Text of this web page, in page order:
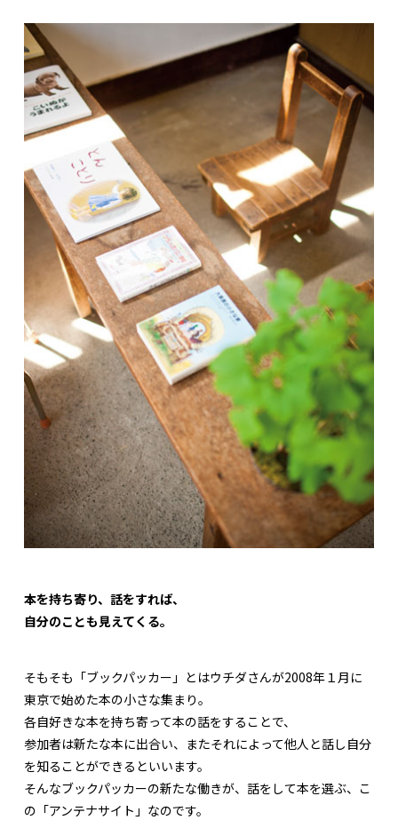
本を持ち寄り、話をすれば、
自分のことも見えてくる。
そもそも「ブックパッカー」とはウチダさんが2008年１月に
東京で始めた本の小さな集まり。
各自好きな本を持ち寄って本の話をすることで、
参加者は新たな本に出合い、またそれによって他人と話し自分
を知ることができるといいます。
そんなブックパッカーの新たな働きが、話をして本を選ぶ、こ
の「アンテナサイト」なのです。